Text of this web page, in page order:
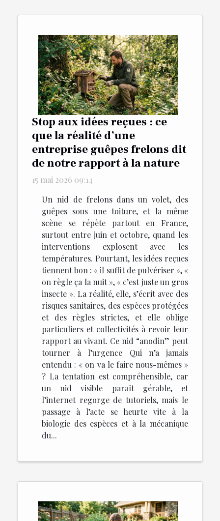
Stop aux idées reçues : ce
que la réalité d’une
entreprise guêpes frelons dit
de notre rapport à la nature
15 mai 2026 09:14
Un nid de frelons dans un volet, des
guêpes sous une toiture, et la même
scène se répète partout en France,
surtout entre juin et octobre, quand les
interventions explosent avec les
températures. Pourtant, les idées reçues
tiennent bon : « il suffit de pulvériser », «
on règle ça la nuit », « c’est juste un gros
insecte ». La réalité, elle, s’écrit avec des
risques sanitaires, des espèces protégées
et des règles strictes, et elle oblige
particuliers et collectivités à revoir leur
rapport au vivant. Ce nid “anodin” peut
tourner à l’urgence Qui n’a jamais
entendu : « on va le faire nous-mêmes »
? La tentation est compréhensible, car
un nid visible paraît gérable, et
l’internet regorge de tutoriels, mais le
passage à l’acte se heurte vite à la
biologie des espèces et à la mécanique
du...